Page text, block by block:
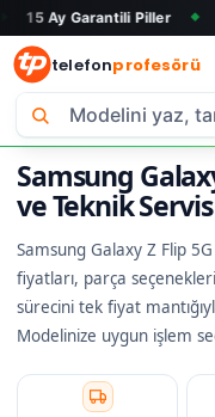
Piller ◆ Ücretsiz
telefonprofesörü
Samsung
ve Teknik Servis
Samsung Galaxy Z Flip
fiyatları, parça
sürecini tek fiyat
Modelinize uygun işlem